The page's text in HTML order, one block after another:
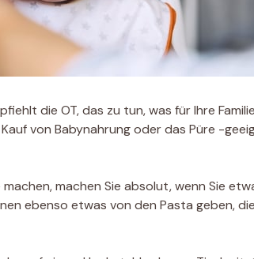
die OT, das zu tun, was für Ihre
von Babynahrung oder das Püre -
machen Sie absolut, wenn Sie
ebenso etwas von den Pasta geben,